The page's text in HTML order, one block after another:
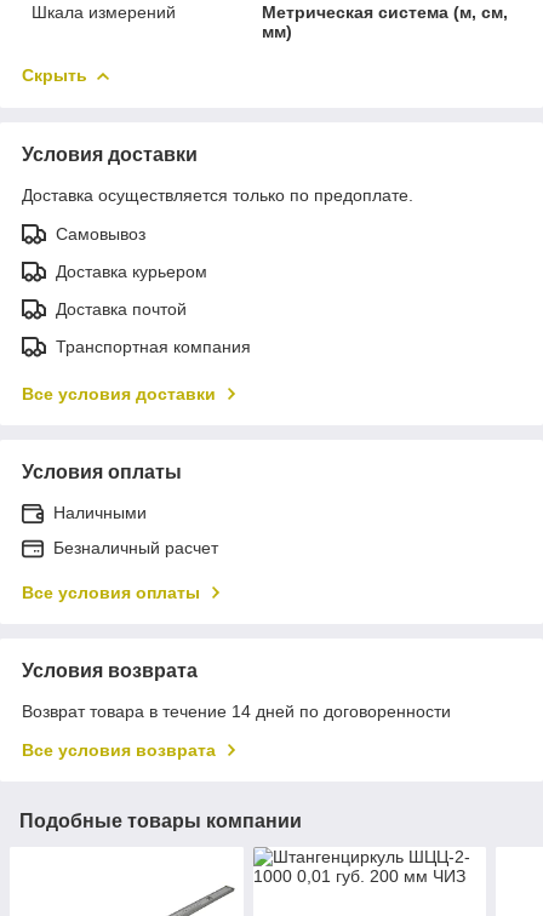
Шкала измерений
Метрическая система (м, см,
мм)
Скрыть
Условия доставки
Доставка осуществляется только по предоплате.
Самовывоз
Доставка курьером
Доставка почтой
Транспортная компания
Все условия доставки
Условия оплаты
Наличными
Безналичный расчет
Все условия оплаты
Условия возврата
Возврат товара в течение 14 дней по договоренности
Все условия возврата
Подобные товары компании